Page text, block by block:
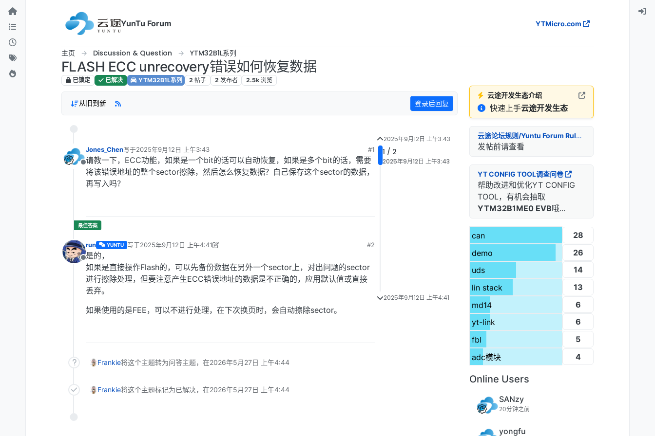
跳转至内容
YunTu Forum
YTMicro.com
主页 Discussion & Question YTM32B1L系列
FLASH ECC unrecovery错误如何恢复数据
已锁定 已解决 YTM32B1L系列 2 帖子 2 发布者 2.5k 浏览
从旧到新 登录后回复
离线
Jones_Chen写于2025年9月12日 上午3:43
最后由 编辑
#1
请教一下，ECC功能，如果是一个bit的话可以自动恢复，如果是多个bit的话，需要
将该错误地址的整个sector擦除，然后怎么恢复数据？自己保存这个sector的数据，
再写入吗？
离线
run YUNTU 写于2025年9月12日 上午4:41
最后由 run 编辑2025年9月12日 下午12:41
#2
是的，
如果是直接操作Flash的，可以先备份数据在另外一个sector上，对出问题的sector
进行擦除处理，但要注意产生ECC错误地址的数据是不正确的，应用默认值或直接
丢弃。
如果使用的是FEE，可以不进行处理，在下次换页时，会自动擦除sector。
Frankie将这个主题转为问答主题，在2026年5月27日 上午4:44
Frankie将这个主题标记为已解决，在2026年5月27日 上午4:44
2025年9月12日 上午3:43
1 / 2
2025年9月12日 上午3:43
2025年9月12日 上午4:41
云途开发生态介绍
快速上手云途开发生态
云途论坛规则/Yuntu Forum Rules
发帖前请查看
YT CONFIG TOOL调查问卷
帮助改进和优化YT CONFIG
TOOL，有机会抽取
YTM32B1ME0 EVB哦...
can
28
demo
26
uds
14
lin stack
13
md14
6
yt-link
6
fbl
5
adc模块
4
Online Users
SANzy
20分钟之前
yongfu